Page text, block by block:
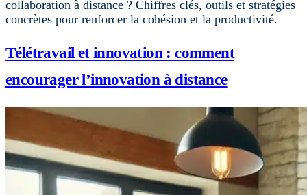
collaboration à distance ? Chiffres clés, outils et stratégies
concrètes pour renforcer la cohésion et la productivité.
Télétravail et innovation : comment
encourager l’innovation à distance